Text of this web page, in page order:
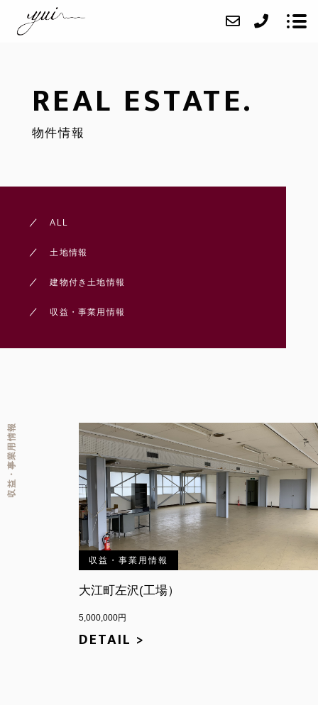
お知らせ
REAL ESTATE.
物件情報
ALL
土地情報
建物付き土地情報
収益・事業用情報
収益・事業用情報
収益・事業用情報
大江町左沢(工場）
5,000,000円
DETAIL >